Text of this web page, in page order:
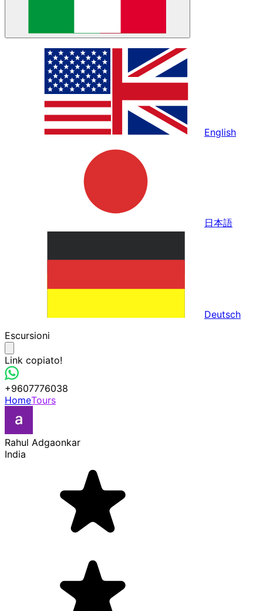
English
日本語
Deutsch
Escursioni
Link copiato!
+9607776038
HomeTours
Rahul Adgaonkar
India